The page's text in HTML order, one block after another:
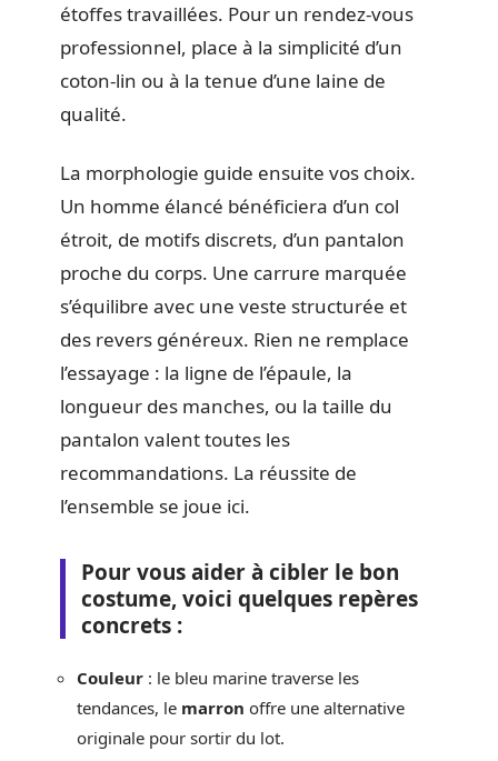
étoffes travaillées. Pour un rendez-vous
professionnel, place à la simplicité d’un
coton-lin ou à la tenue d’une laine de
qualité.
La morphologie guide ensuite vos choix.
Un homme élancé bénéficiera d’un col
étroit, de motifs discrets, d’un pantalon
proche du corps. Une carrure marquée
s’équilibre avec une veste structurée et
des revers généreux. Rien ne remplace
l’essayage : la ligne de l’épaule, la
longueur des manches, ou la taille du
pantalon valent toutes les
recommandations. La réussite de
l’ensemble se joue ici.
Pour vous aider à cibler le bon
costume, voici quelques repères
concrets :
Couleur : le bleu marine traverse les
tendances, le marron offre une alternative
originale pour sortir du lot.